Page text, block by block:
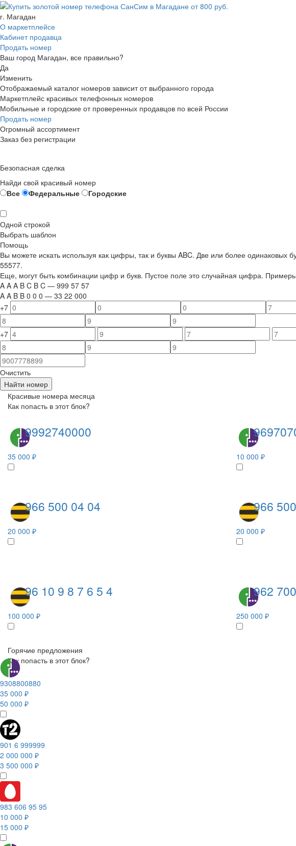
г. Магадан
О маркетплейсе
Кабинет продавца
Продать номер
Ваш город Магадан, все правильно?
Да
Изменить
Отображаемый каталог номеров зависит от выбранного города
Маркетплейс красивых телефонных номеров
Мобильные и городские от проверенных продавцов по всей России
Продать номер
Огромный ассортимент
Заказ без регистрации
Безопасная сделка
Найди свой красивый номер
Все
Федеральные Городские
Одной строкой
Выбрать шаблон
Помощь
Вы можете искать используя как цифры, так и буквы ABC. Две или более
55577.
Еще, могут быть комбинации цифр и букв. Пустое поле это случайная цифра.
A A A B C B C — 999 57 57
A A B B 0 0 0 — 33 22 000
+7
+7
Очистить
Найти номер
Красивые номера месяца
Как попасть в этот блок?
9992740000
35 000 ₽ 10 000 ₽
966 500 04 04
20 000 ₽
966
20 000 ₽
96 10 9 8 7 6 5 4
100 000 ₽
962
250 000 ₽
Горячие предложения
Как попасть в этот блок?
9308800880
35 000 ₽
50 000 ₽
901 6 999999
2 000 000 ₽
3 500 000 ₽
983 606 95 95
10 000 ₽
15 000 ₽